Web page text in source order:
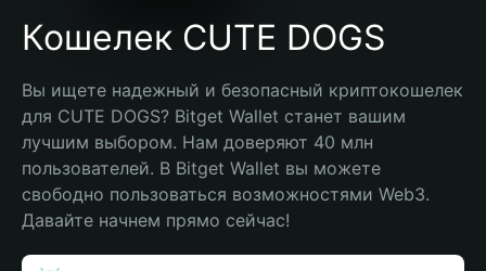
Кошелек CUTE DOGS
Вы ищете надежный и безопасный криптокошелек
для CUTE DOGS? Bitget Wallet станет вашим
лучшим выбором. Нам доверяют 40 млн
пользователей. В Bitget Wallet вы можете
свободно пользоваться возможностями Web3.
Давайте начнем прямо сейчас!